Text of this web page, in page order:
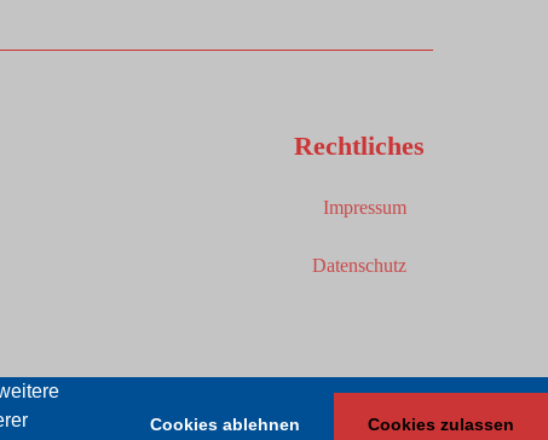
Cookies ablehnen Cookies zulassen
Rechtliches
Impressum
Datenschutz